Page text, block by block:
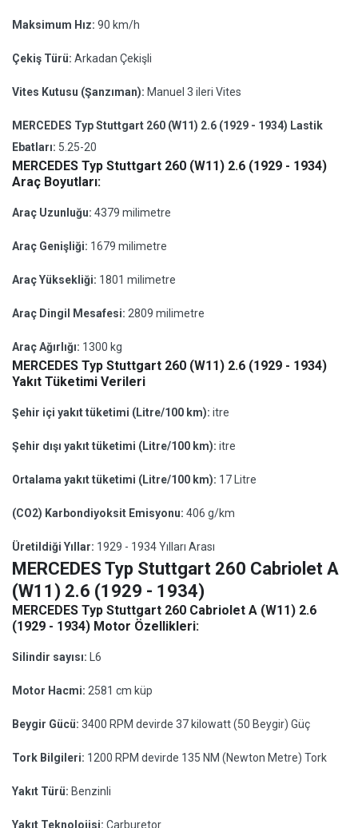
Maksimum Hız: 90 km/h
Çekiş Türü: Arkadan Çekişli
Vites Kutusu (Şanzıman): Manuel 3 ileri Vites
MERCEDES Typ Stuttgart 260 (W11) 2.6 (1929 - 1934) Lastik
Ebatları: 5.25-20
MERCEDES Typ Stuttgart 260 (W11) 2.6 (1929 - 1934)
Araç Boyutları:
Araç Uzunluğu: 4379 milimetre
Araç Genişliği: 1679 milimetre
Araç Yüksekliği: 1801 milimetre
Araç Dingil Mesafesi: 2809 milimetre
Araç Ağırlığı: 1300 kg
MERCEDES Typ Stuttgart 260 (W11) 2.6 (1929 - 1934)
Yakıt Tüketimi Verileri
Şehir içi yakıt tüketimi (Litre/100 km): itre
Şehir dışı yakıt tüketimi (Litre/100 km): itre
Ortalama yakıt tüketimi (Litre/100 km): 17 Litre
(CO2) Karbondiyoksit Emisyonu: 406 g/km
Üretildiği Yıllar: 1929 - 1934 Yılları Arası
MERCEDES Typ Stuttgart 260 Cabriolet A
(W11) 2.6 (1929 - 1934)
MERCEDES Typ Stuttgart 260 Cabriolet A (W11) 2.6
(1929 - 1934) Motor Özellikleri:
Silindir sayısı: L6
Motor Hacmi: 2581 cm küp
Beygir Gücü: 3400 RPM devirde 37 kilowatt (50 Beygir) Güç
Tork Bilgileri: 1200 RPM devirde 135 NM (Newton Metre) Tork
Yakıt Türü: Benzinli
Yakıt Teknolojisi: Carburetor